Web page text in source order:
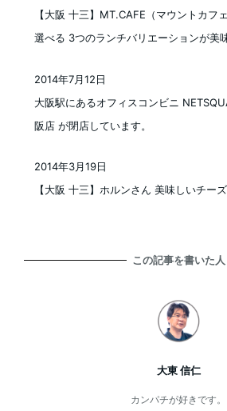
【大阪 十三】MT.CAFE（マウントカフ
選べる 3つのランチバリエーションが美
大阪駅にあるオフィスコンビニ
阪店 が閉店しています。
投稿日
2014年7月12日
【大阪 十三】ホルンさん 美味しいチー
2014年3月19日
この記事を書いた人
大東 信仁
カンパチが好きです。